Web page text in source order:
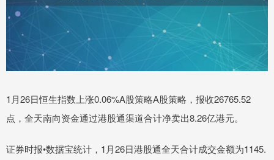
1月26日恒生指数上涨0.06%A股策略A股策略，报收26765.52
点，全天南向资金通过港股通渠道合计净卖出8.26亿港元。
证券时报•数据宝统计，1月26日港股通全天合计成交金额为1145.